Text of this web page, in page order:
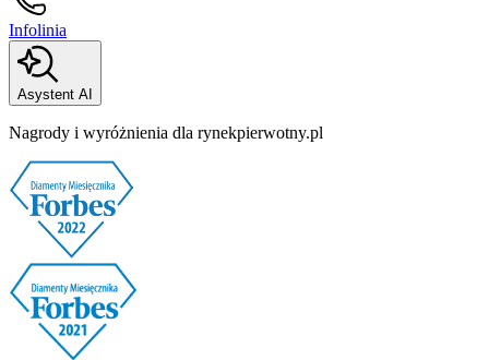
Infolinia
Asystent AI
Nagrody i wyróżnienia dla rynekpierwotny.pl